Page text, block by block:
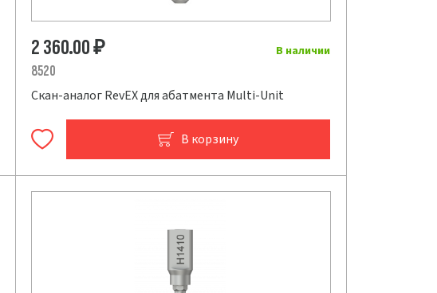
В наличии
2 360.00₽
8520
Скан-аналог RevEX для абатмента Multi-Unit
В корзину